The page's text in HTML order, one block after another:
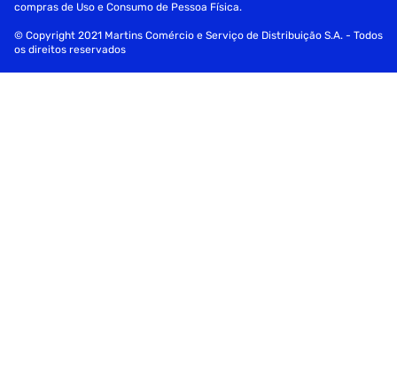
compras de Uso e Consumo de Pessoa Física.
© Copyright 2021 Martins Comércio e Serviço de Distribuição S.A. - Todos
os direitos reservados